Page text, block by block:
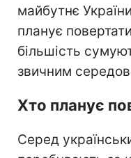
майбутнє
планує
більшість
звичним
Хто планує
Серед